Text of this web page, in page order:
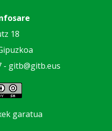
18
- gitb@gitb.eus
garatua